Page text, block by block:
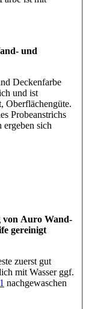
und
Deckenfarbe
und ist
Oberflächengüte.
Probeanstrichs
sich
von Auro Wand-
gereinigt
zuerst gut
mit Wasser ggf.
nachgewaschen